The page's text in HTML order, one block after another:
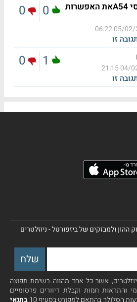
יש לגלקסי A54את האפשרות
05/02/
זו
0
0
04/02/
זו
1
0
ולמבזקים של ביזפורטל - ניוזלטרים
אשר כל אחד מהווה רשימת תפוצה
והתראות חמות וקבלת דיוורים פרסומיים
הסלולר בהתאם למפורט בסעיף 10
בתנאי